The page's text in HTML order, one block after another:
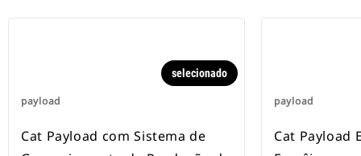
payload
selecionado
Cat Payload com Sistema de
payload
Cat Payload